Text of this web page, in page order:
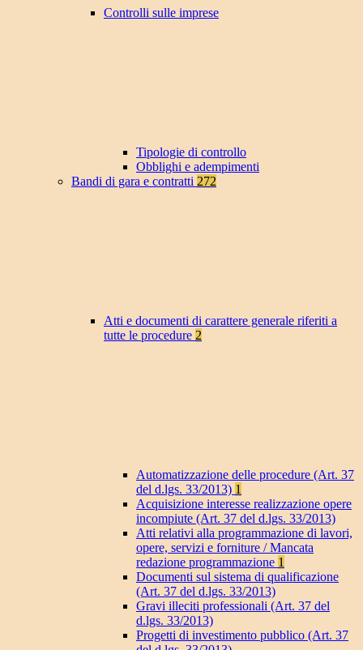
Controlli sulle imprese
Tipologie di controllo
Obblighi e adempimenti
Bandi di gara e contratti 272
Atti e documenti di carattere generale riferiti a
tutte le procedure 2
Automatizzazione delle procedure (Art. 37
del d.lgs. 33/2013) 1
Acquisizione interesse realizzazione opere
incompiute (Art. 37 del d.lgs. 33/2013)
Atti relativi alla programmazione di lavori,
opere, servizi e forniture / Mancata
redazione programmazione 1
Documenti sul sistema di qualificazione
(Art. 37 del d.lgs. 33/2013)
Gravi illeciti professionali (Art. 37 del
d.lgs. 33/2013)
Progetti di investimento pubblico (Art. 37